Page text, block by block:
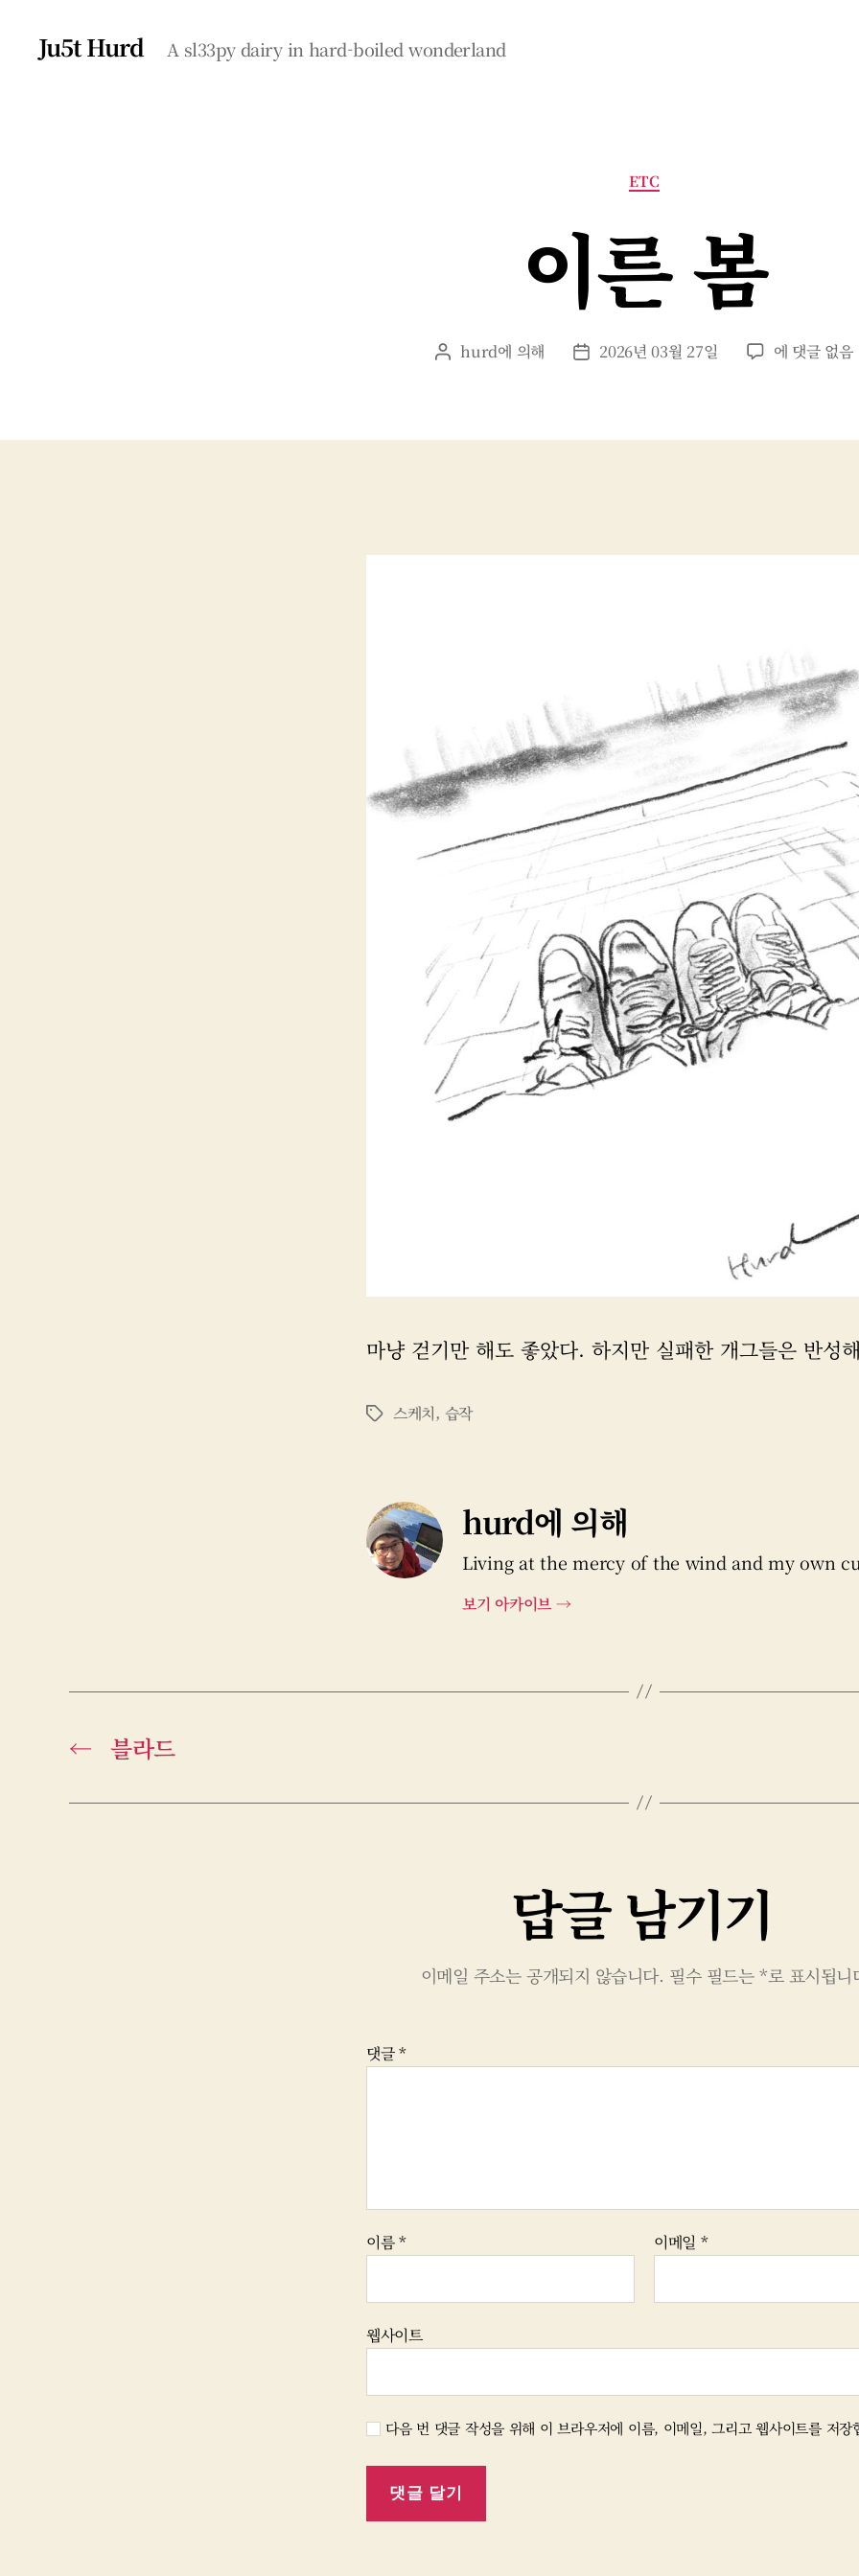
Ju5t Hurd A sl33py dairy in hard-boiled wonderland
카
테
리
ETC
이른 봄
게
성
hurd에 의해
게
짜
2026년 03월 27일
이
에 댓글 없음
마냥 걷기만 해도 좋았다. 하지만 실패한 개그들은 반성
태
스케치, 습작
hurd에 의해
Living at the mercy of the wind and my own
보기 아카이브 →
← 블라드
답글 남기기
이메일 주소는 공개되지 않습니다. 필수 필드는*로 표시됩니
댓글*
이름* 이메일 *
웹사이트
다음 번 댓글 작성을 위해 이 브라우저에 이름, 이메일, 그리고 웹사이트를 저장